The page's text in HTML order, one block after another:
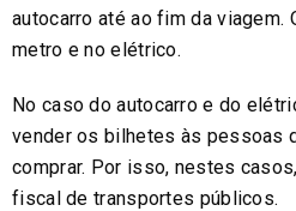
autocarro até ao fim da viagem.
metro e no elétrico.
No caso do autocarro e do
vender os bilhetes às pessoas
comprar. Por isso, nestes
fiscal de transportes públicos.